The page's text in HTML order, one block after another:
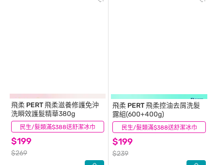
民生/髮類滿$388送舒潔冰巾
飛柔 PERT飛柔滋養修護免沖
洗瞬效護髮精華380g
$199
$269
(99) 民生/髮類滿$388送舒潔冰巾
飛柔 PERT飛柔控油去屑洗髮
露組(600+400g)
$199
$239
(10)